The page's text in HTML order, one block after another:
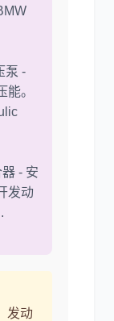
泵 -
。
- 安
发动
发动